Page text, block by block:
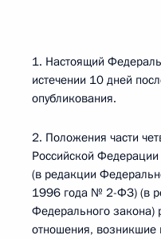
1. Настоящий
истечении 10 дней
опубликования.
2. Положения части
Российской
(в редакции
1996 года № 2-ФЗ) (в
Федерального закона)
отношения, возникшие